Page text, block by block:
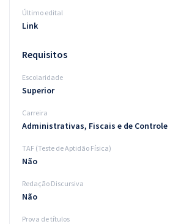
Atendimento
Último edital
Link
Requisitos
Escolaridade
Superior
Carreira
Administrativas, Fiscais e de Controle
TAF (Teste de Aptidão Física)
Não
Redação Discursiva
Não
Prova de títulos